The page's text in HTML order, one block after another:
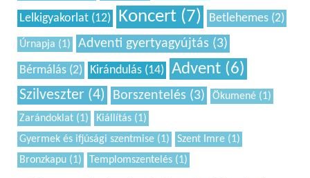
Lelkigyakorlat (12) Koncert (7) Betlehemes (2)
Úrnapja (1) Adventi gyertyagyújtás (3)
Bérmálás (2) Kirándulás (14) Advent (6)
Szilveszter (4) Borszentelés (3)
Ökumené (1)
Zarándoklat (1)
Kiállítás (1)
Gyermek és ifjúsági szentmise (1)
Szent Imre (1)
Bronzkapu (1)
Templomszentelés (1)